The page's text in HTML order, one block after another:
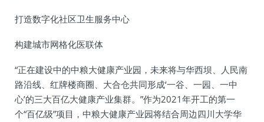
打造数字化社区卫生服务中心
构建城市网格化医联体
“正在建设中的中粮大健康产业园，未来将与华西坝、人民南
路沿线、红牌楼商圈、大合仓共同形成‘一谷、一园、一中
心’的三大百亿大健康产业集群。”作为2021年开工的第一
个“百亿级”项目，中粮大健康产业园将结合周边四川大学华